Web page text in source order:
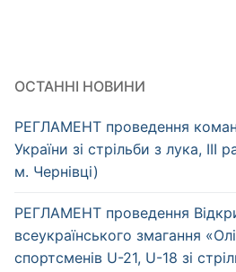
ОСТАННІ НОВИНИ
РЕГЛАМЕНТ проведення
України зі стрільби з лука,
м. Чернівці)
РЕГЛАМЕНТ проведення
всеукраїнського змагання
спортсменів U-21, U-18 зі